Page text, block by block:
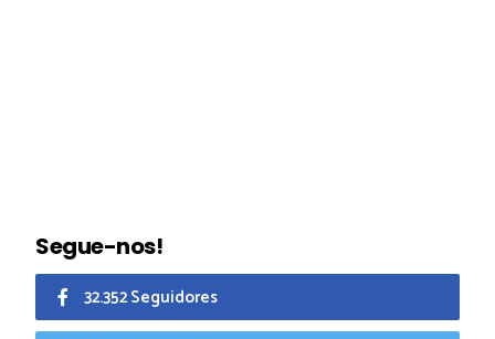
Segue-nos!
32.352 Seguidores